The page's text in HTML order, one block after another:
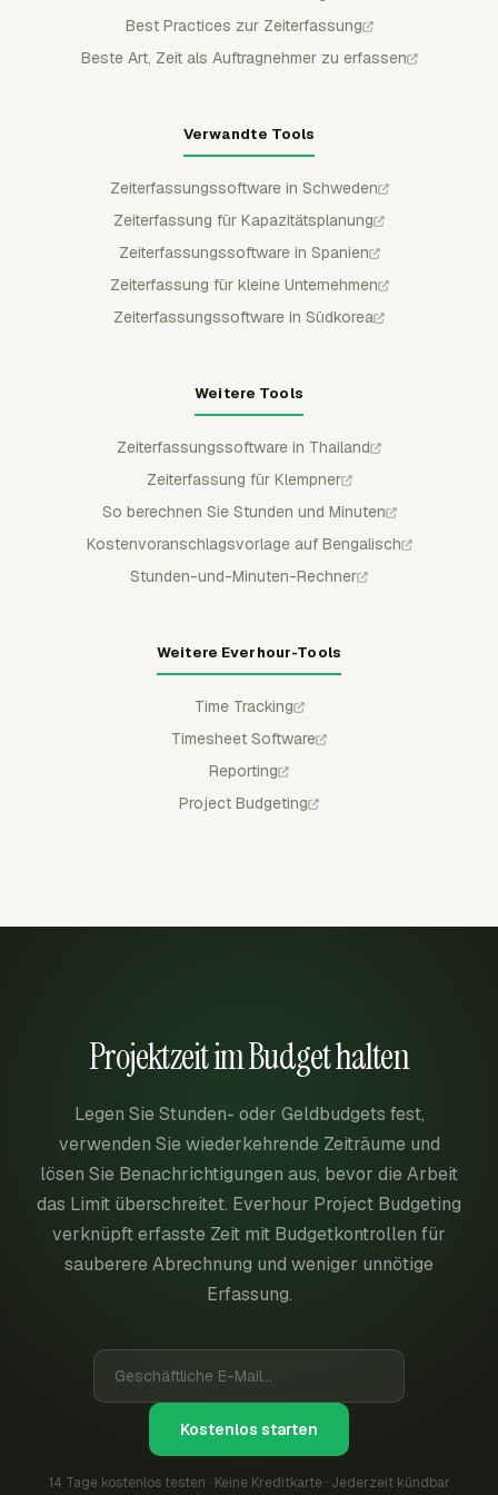
Best Practices zur Zeiterfassung
Beste Art, Zeit als Auftragnehmer zu erfassen
Verwandte Tools
Zeiterfassungssoftware in Schweden
Zeiterfassung für Kapazitätsplanung
Zeiterfassungssoftware in Spanien
Zeiterfassung für kleine Unternehmen
Zeiterfassungssoftware in Südkorea
Weitere Tools
Zeiterfassungssoftware in Thailand
Zeiterfassung für Klempner
So berechnen Sie Stunden und Minuten
Kostenvoranschlagsvorlage auf Bengalisch
Stunden-und-Minuten-Rechner
Weitere Everhour-Tools
Time Tracking
Timesheet Software
Reporting
Project Budgeting
Projektzeit im Budget halten
Legen Sie Stunden- oder Geldbudgets fest,
verwenden Sie wiederkehrende Zeiträume und
lösen Sie Benachrichtigungen aus, bevor die Arbeit
das Limit überschreitet. Everhour Project Budgeting
verknüpft erfasste Zeit mit Budgetkontrollen für
sauberere Abrechnung und weniger unnötige
Erfassung.
Kostenlos starten
14 Tage kostenlos testen · Keine Kreditkarte · Jederzeit kündbar